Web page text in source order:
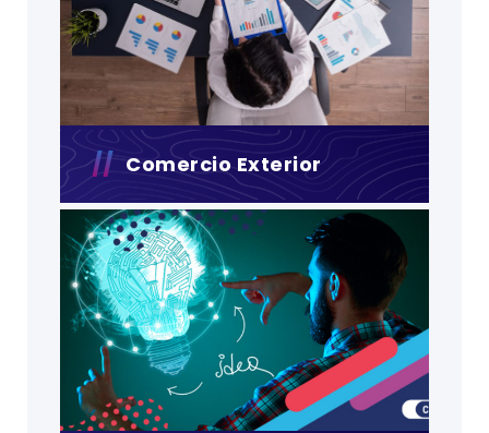
Comercio Exterior